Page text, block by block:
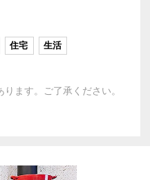
住宅 生活
ます。ご了承ください。